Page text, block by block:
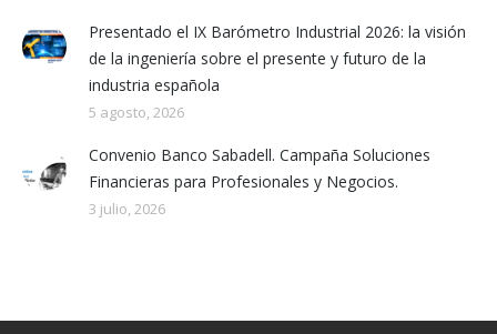
Presentado el IX Barómetro Industrial 2026: la visión
de la ingeniería sobre el presente y futuro de la
industria española
5 agosto, 2026
Convenio Banco Sabadell. Campaña Soluciones
Financieras para Profesionales y Negocios.
3 julio, 2026